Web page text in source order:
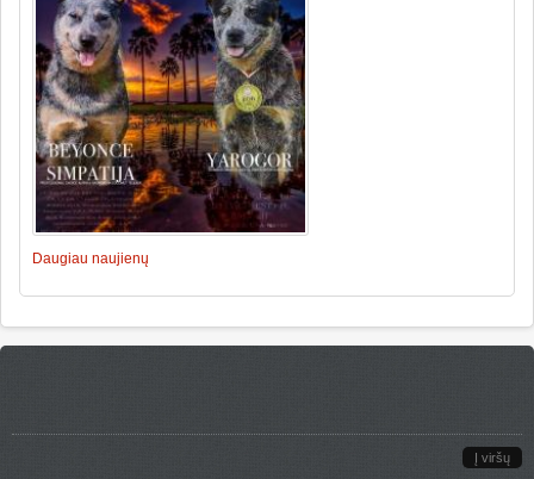
Daugiau naujienų
Į viršų